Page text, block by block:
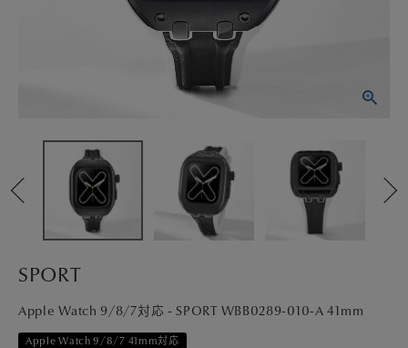
ABOUT
SHOP LIST
SPORT
Apple Watch 9/8/7対応 - SPORT WBB0289-010-A 41mm
Apple Watch 9/8/7 41mm対応